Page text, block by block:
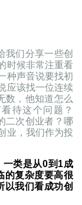
我们分享一些创
时候非常注重看
种声音说要找初
应该找一位连续
数，他知道怎么
待这个问题？
二次创业者？哪
业，我们作为投
一类是从0到1成
的复杂度要高很
以我们看成功创